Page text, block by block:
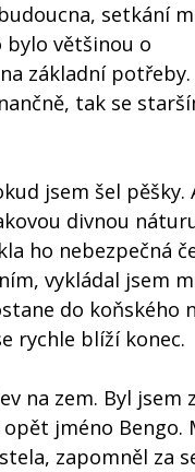
setkání
bylo většinou o
základní
tak se
jsem šel pěšky.
divnou
ho nebezpečná
vykládal jsem
do koňského
rychle blíží konec.
na zem. Byl jsem
jméno Bengo.
zapomněl za